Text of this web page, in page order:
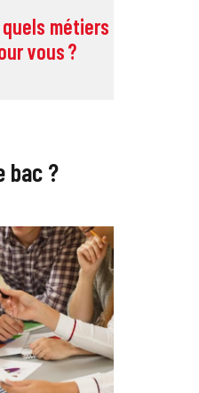
quels métiers
vous ?
bac ?